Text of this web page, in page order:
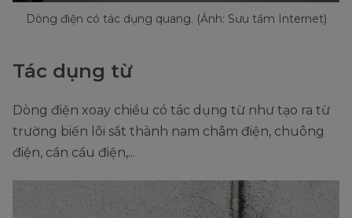
Dòng điện có tác dụng quang. (Ảnh: Sưu tầm Internet)
Tác dụng từ
Dòng điện xoay chiều có tác dụng từ như tạo ra từ
trường biến lõi sắt thành nam châm điện, chuông
điện, cần cẩu điện,...